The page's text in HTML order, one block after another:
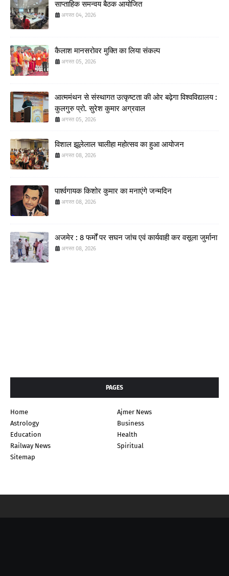
साप्ताहिक समन्वय बैठक आयोजित
अगस्त 04, 2026
कैलाश मानसरोवर मुक्ति का लिया संकल्प
अगस्त 05, 2026
आत्ममंथन से संस्थागत उत्कृष्टता की ओर बढ़ेगा विश्वविद्यालय :
कुलगुरु प्रो. सुरेश कुमार अग्रवाल
अगस्त 05, 2026
विशाल झूलेलाल चालीहा महोत्सव का हुआ आयोजन
अगस्त 08, 2026
पार्श्वगायक किशोर कुमार का मनाएंगे जन्मदिन
अगस्त 08, 2026
अजमेर : 8 फर्मों पर सघन जांच एवं कार्यवाही कर वसूला जुर्माना
अगस्त 08, 2026
PAGES
Home
Ajmer News
Astrology
Business
Education
Health
Railway News
Spiritual
Sitemap